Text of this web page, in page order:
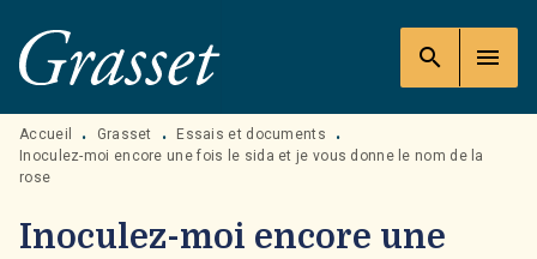
MENU RECHERCHE
PIED DE PAGE
search menu
Accueil • Grasset • Essais et documents
•
Inoculez-moi encore une fois le sida et je vous donne le nom de la
rose
Inoculez-moi encore une